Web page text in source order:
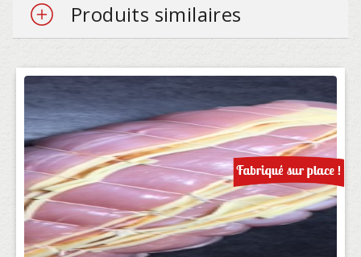
Produits similaires